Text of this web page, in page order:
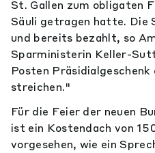
St. Gallen zum obligaten
Säuli getragen hatte. Die
und bereits bezahlt, so
Sparministerin Keller-
Posten
streichen."
Für die Feier der neuen
ist ein Kostendach von
vorgesehen, wie ein